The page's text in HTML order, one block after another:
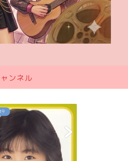
ンネル
80`90's名曲セレクション